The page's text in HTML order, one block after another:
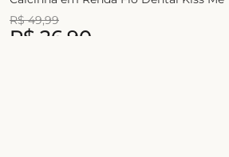
R$ 49,99
R$ 26 90